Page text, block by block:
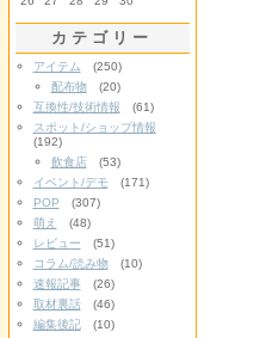
カテゴリー
アイテム (250)
配布物(20)
互換性/技術情報 (61)
スポット/ショップ情報
(192)
飲食店(53)
イベント/デモ (171)
POP (307)
萌え
(48)
レビュー (51)
コラム/読み物(10)
速報記事(26)
取材裏話(46)
編集後記 (10)